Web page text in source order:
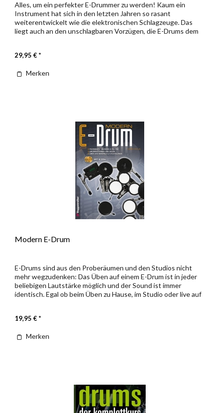
Alles, um ein perfekter E-Drummer zu werden! Kaum ein
Instrument hat sich in den letzten Jahren so rasant
weiterentwickelt wie die elektronischen Schlagzeuge. Das
liegt auch an den unschlagbaren Vorzügen, die E-Drums dem
29,95 € *
Merken
Modern E-Drum
E-Drums sind aus den Proberäumen und den Studios nicht
mehr wegzudenken: Das Üben auf einem E-Drum ist in jeder
beliebigen Lautstärke möglich und der Sound ist immer
identisch. Egal ob beim Üben zu Hause, im Studio oder live auf
19,95 € *
Merken